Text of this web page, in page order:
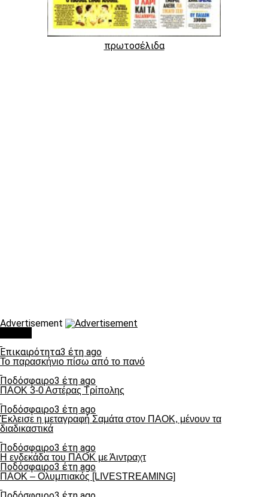
πρωτοσέλιδα
Advertisement
Επικαιρότητα3 έτη ago
Το παρασκήνιο πίσω από το πανό
Ποδόσφαιρο3 έτη ago
ΠΑΟΚ 3-0 Αστέρας Τρίπολης
Ποδόσφαιρο3 έτη ago
Έκλεισε η μεταγραφή Σαμάτα στον ΠΑΟΚ, μένουν τα
διαδικαστικά
Ποδόσφαιρο3 έτη ago
Η ενδεκάδα του ΠΑΟΚ με Άιντραχτ
Ποδόσφαιρο3 έτη ago
ΠΑΟΚ – Ολυμπιακός [LIVESTREAMING]